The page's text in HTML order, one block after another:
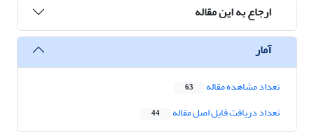
ارجاع به این مقاله
آمار
تعداد مشاهده مقاله 63
تعداد دریافت فایل اصل مقاله 44